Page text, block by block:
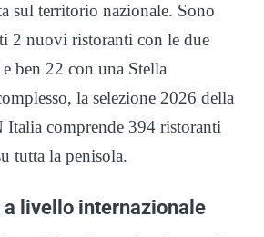
sul territorio nazionale. Sono
2 nuovi ristoranti con le due
ben 22 con una Stella
la selezione 2026 della
comprende 394 ristoranti
tutta la penisola.
livello internazionale